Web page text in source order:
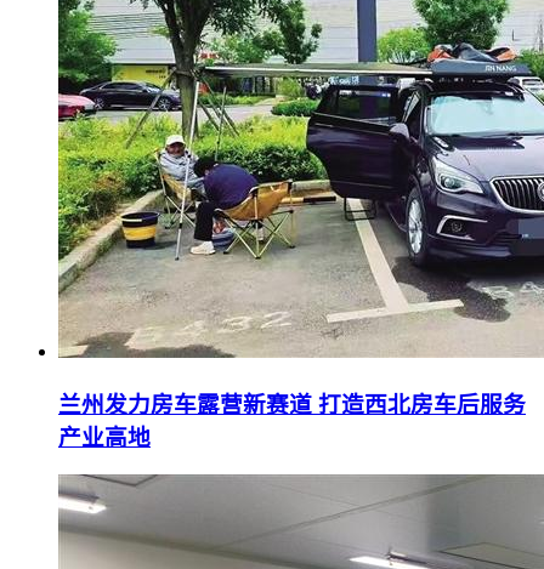
兰州发力房车露营新赛道 打造西北房车后服务
产业高地